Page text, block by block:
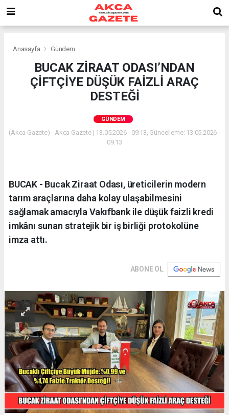
Anasayfa Gündem
BUCAK ZİRAAT ODASI’NDAN
ÇİFTÇİYE DÜŞÜK FAİZLİ ARAÇ
DESTEĞİ
GÜNDEM
(Akca Gazete) - Akca Gazete | 13.05.2026 - 09:13, Güncelleme: 13.05.2026 -
09:13
BUCAK - Bucak Ziraat Odası, üreticilerin modern
tarım araçlarına daha kolay ulaşabilmesini
sağlamak amacıyla Vakıfbank ile düşük faizli kredi
imkânı sunan stratejik bir iş birliği protokolüne
imza attı.
ABONE OL